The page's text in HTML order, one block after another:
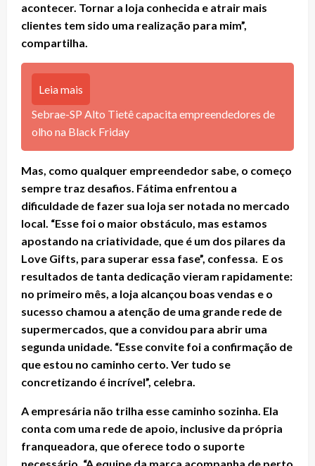
acontecer. Tornar a loja conhecida e atrair mais
clientes tem sido uma realização para mim”,
compartilha.
Leia mais
Sebrae-SP Alto Tietê capacita empreendedores de
olho na Black Friday
Mas, como qualquer empreendedor sabe, o começo
sempre traz desafios. Fátima enfrentou a
dificuldade de fazer sua loja ser notada no mercado
local. “Esse foi o maior obstáculo, mas estamos
apostando na criatividade, que é um dos pilares da
Love Gifts, para superar essa fase”, confessa. E os
resultados de tanta dedicação vieram rapidamente:
no primeiro mês, a loja alcançou boas vendas e o
sucesso chamou a atenção de uma grande rede de
supermercados, que a convidou para abrir uma
segunda unidade. “Esse convite foi a confirmação de
que estou no caminho certo. Ver tudo se
concretizando é incrível”, celebra.
A empresária não trilha esse caminho sozinha. Ela
conta com uma rede de apoio, inclusive da própria
franqueadora, que oferece todo o suporte